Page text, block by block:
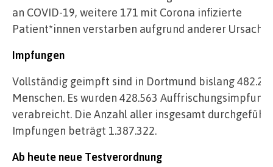
an COVID-19, weitere 171 mit Corona infizierte
Patient*innen verstarben aufgrund anderer
Impfungen
Vollständig geimpft sind in Dortmund bislang
Menschen. Es wurden 428.563
verabreicht. Die Anzahl aller insgesamt
Impfungen beträgt 1.387.322.
Ab heute neue Testverordnung